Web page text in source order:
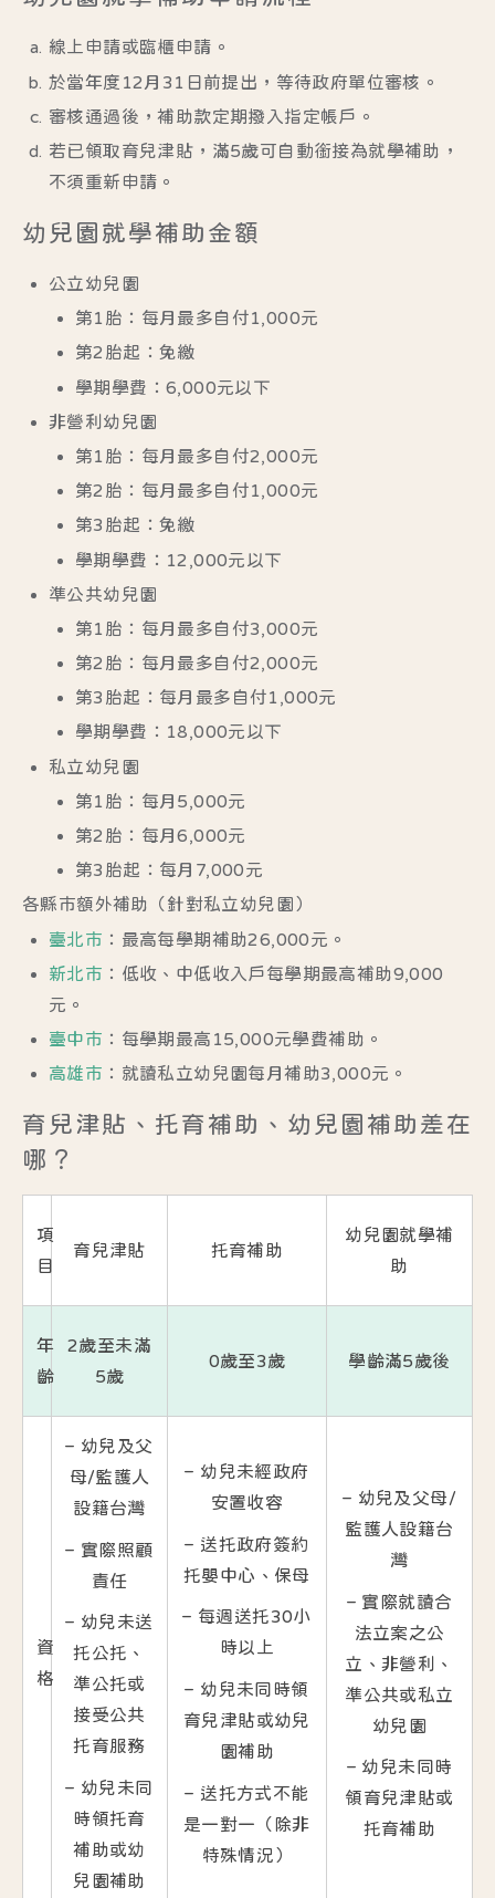
線上申請或臨櫃申請。
於當年度12月31日前提出，等待政府單位審核。
審核通過後，補助款定期撥入指定帳戶。
若已領取育兒津貼，滿5歲可自動銜接為就學補助，
不須重新申請。
幼兒園就學補助金額
公立幼兒園
第1胎：每月最多自付1,000元
第2胎起：免繳
學期學費：6,000元以下
非營利幼兒園
第1胎：每月最多自付2,000元
第2胎：每月最多自付1,000元
第3胎起：免繳
學期學費：12,000元以下
準公共幼兒園
第1胎：每月最多自付3,000元
第2胎：每月最多自付2,000元
第3胎起：每月最多自付1,000元
學期學費：18,000元以下
私立幼兒園
第1胎：每月5,000元
第2胎：每月6,000元
第3胎起：每月7,000元
各縣市額外補助（針對私立幼兒園）
臺北市 ：最高每學期補助26,000元。
新北市 ：低收、中低收入戶每學期最高補助9,000
元。
臺中市 ：每學期最高15,000元學費補助。
高雄市 ：就讀私立幼兒園每月補助3,000元。
育兒津貼、托育補助、幼兒園補助差在
哪？
項
目
育兒津貼 托育補助
幼兒園就學補
助
年
齡
2歲至未滿
5歲
0歲至3歲 學齡滿5歲後
資
格
– 幼兒及父
母/監護人
設籍台灣
– 實際照顧
責任
– 幼兒未送
托公托、
準公托或
接受公共
托育服務
– 幼兒未同
時領托育
補助或幼
兒園補助
– 幼兒未經政府
安置收容
– 送托政府簽約
托嬰中心、保母
– 每週送托30小
時以上
– 幼兒未同時領
育兒津貼或幼兒
園補助
– 送托方式不能
是一對一（除非
特殊情況）
– 幼兒及父母/
監護人設籍台
灣
– 實際就讀合
法立案之公
立、非營利、
準公共或私立
幼兒園
– 幼兒未同時
領育兒津貼或
托育補助